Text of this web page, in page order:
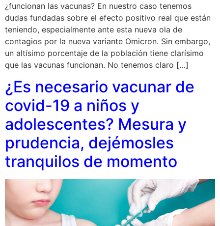
¿funcionan las vacunas? En nuestro caso tenemos
dudas fundadas sobre el efecto positivo real que están
teniendo, especialmente ante esta nueva ola de
contagios por la nueva variante Omicron. Sin embargo,
un altísimo porcentaje de la población tiene clarísimo
que las vacunas funcionan. No tenemos claro […]
¿Es necesario vacunar de
covid-19 a niños y
adolescentes? Mesura y
prudencia, dejémosles
tranquilos de momento